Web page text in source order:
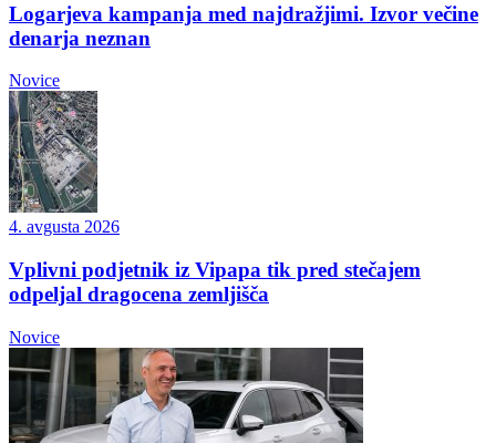
Logarjeva kampanja med najdražjimi. Izvor večine
denarja neznan
Novice
4. avgusta 2026
Vplivni podjetnik iz Vipapa tik pred stečajem
odpeljal dragocena zemljišča
Novice